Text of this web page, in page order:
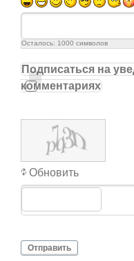
Осталось: 1000 символов
Подписаться на
комментариях
Обновить
Отправить